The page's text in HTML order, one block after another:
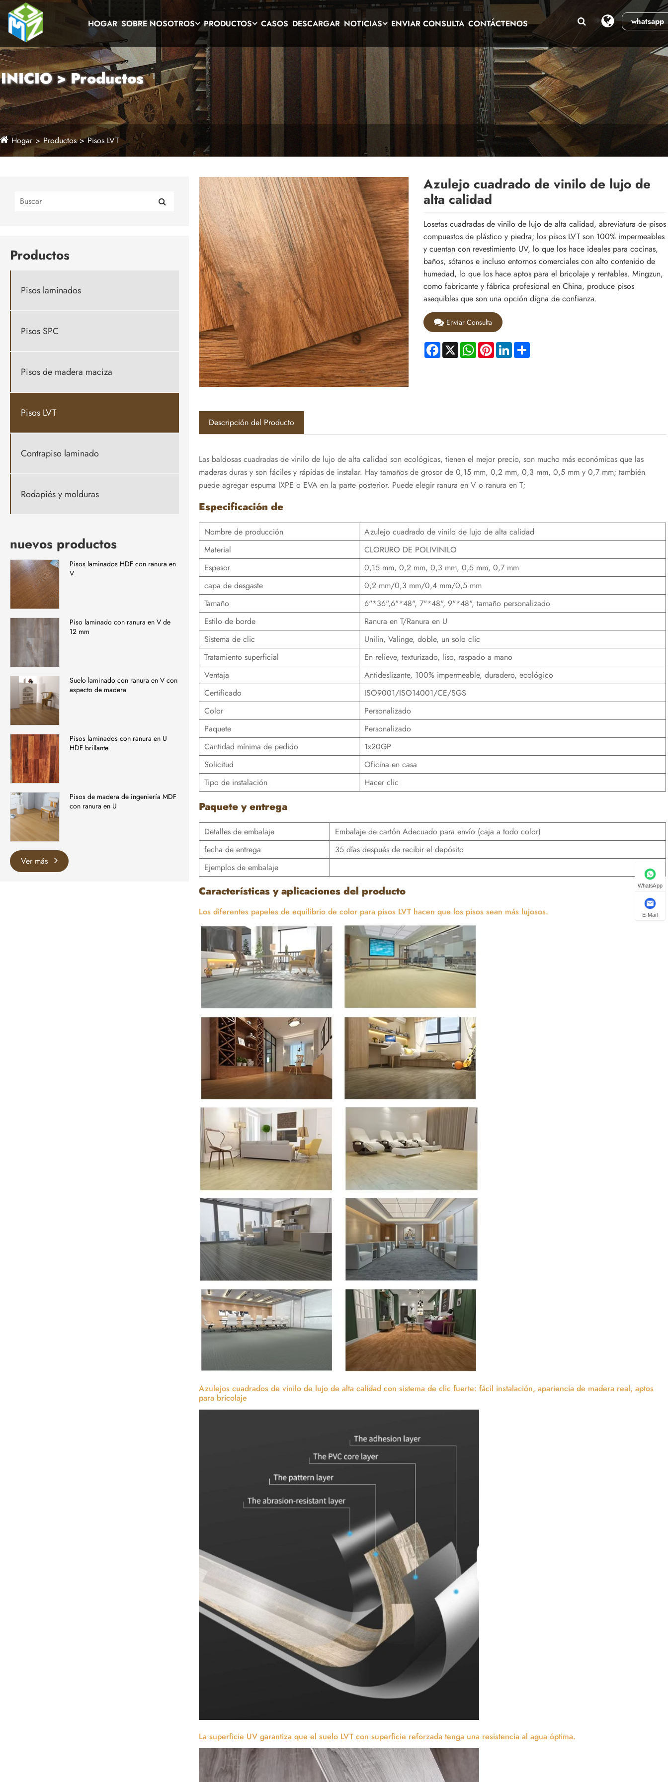
whatsapp
HOGAR SOBRE NOSOTROS PRODUCTOS CASOS DESCARGAR NOTICIAS ENVIAR CONSULTA CONTÁCTENOS
INICIO > Productos
Hogar Productos Pisos LVT
Productos
Pisos laminados
Pisos SPC
Pisos de madera maciza
Pisos LVT
Contrapiso laminado
Rodapiés y molduras
nuevos productos
Pisos laminados HDF con ranura en
V
Piso laminado con ranura en V de
12 mm
Suelo laminado con ranura en V con
aspecto de madera
Pisos laminados con ranura en U
HDF brillante
Pisos de madera de ingeniería MDF
con ranura en U
Ver más
Azulejo cuadrado de vinilo de lujo de
alta calidad
Losetas cuadradas de vinilo de lujo de alta calidad, abreviatura de pisos
compuestos de plástico y piedra; los pisos LVT son 100% impermeables
y cuentan con revestimiento UV, lo que los hace ideales para cocinas,
baños, sótanos e incluso entornos comerciales con alto contenido de
humedad, lo que los hace aptos para el bricolaje y rentables. Mingzun,
como fabricante y fábrica profesional en China, produce pisos
asequibles que son una opción digna de confianza.
Enviar Consulta
Facebook
X WhatsApp
PinterestLinkedInShare
Descripción del Producto
Las baldosas cuadradas de vinilo de lujo de alta calidad son ecológicas, tienen el mejor precio, son mucho más económicas que las
maderas duras y son fáciles y rápidas de instalar. Hay tamaños de grosor de 0,15 mm, 0,2 mm, 0,3 mm, 0,5 mm y 0,7 mm; también
puede agregar espuma IXPE o EVA en la parte posterior. Puede elegir ranura en V o ranura en T;
Especificación de
Nombre de producción
Azulejo cuadrado de vinilo de lujo de alta calidad
Material
CLORURO DE POLIVINILO
Espesor
0,15 mm, 0,2 mm, 0,3 mm, 0,5 mm, 0,7 mm
capa de desgaste
0,2 mm/0,3 mm/0,4 mm/0,5 mm
Tamaño
6"*36",6"*48", 7"*48", 9"*48", tamaño personalizado
Estilo de borde
Ranura en T/Ranura en U
Sistema de clic
Unilin, Valinge, doble, un solo clic
Tratamiento superficial
En relieve, texturizado, liso, raspado a mano
Ventaja
Antideslizante, 100% impermeable, duradero, ecológico
Certificado
ISO9001/ISO14001/CE/SGS
Color
Personalizado
Paquete
Personalizado
Cantidad mínima de pedido
1x20GP
Solicitud
Oficina en casa
Tipo de instalación
Hacer clic
Paquete y entrega
Detalles de embalaje
Embalaje de cartón Adecuado para envío (caja a todo color)
fecha de entrega
35 días después de recibir el depósito
Ejemplos de embalaje
Características y aplicaciones del producto
Los diferentes papeles de equilibrio de color para pisos LVT hacen que los pisos sean más lujosos.
Azulejos cuadrados de vinilo de lujo de alta calidad con sistema de clic fuerte: fácil instalación, apariencia de madera real, aptos
para bricolaje
La superficie UV garantiza que el suelo LVT con superficie reforzada tenga una resistencia al agua óptima.
WhatsApp
E-Mail